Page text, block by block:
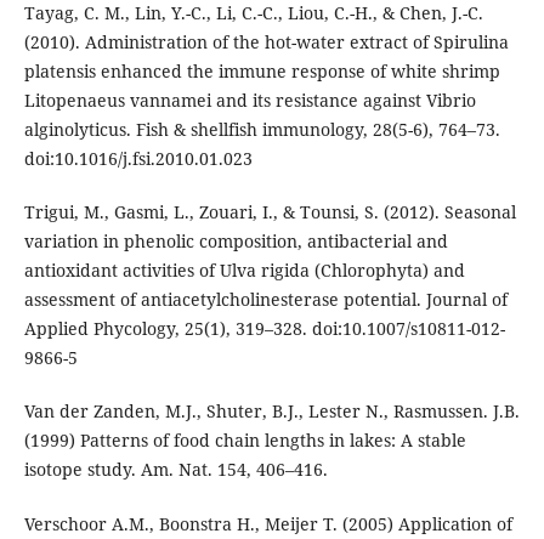
Tayag, C. M., Lin, Y.-C., Li, C.-C., Liou, C.-H., & Chen, J.-C.
(2010). Administration of the hot-water extract of Spirulina
platensis enhanced the immune response of white shrimp
Litopenaeus vannamei and its resistance against Vibrio
alginolyticus. Fish & shellfish immunology, 28(5-6), 764–73.
doi:10.1016/j.fsi.2010.01.023
Trigui, M., Gasmi, L., Zouari, I., & Tounsi, S. (2012). Seasonal
variation in phenolic composition, antibacterial and
antioxidant activities of Ulva rigida (Chlorophyta) and
assessment of antiacetylcholinesterase potential. Journal of
Applied Phycology, 25(1), 319–328. doi:10.1007/s10811-012-
9866-5
Van der Zanden, M.J., Shuter, B.J., Lester N., Rasmussen. J.B.
(1999) Patterns of food chain lengths in lakes: A stable
isotope study. Am. Nat. 154, 406–416.
Verschoor A.M., Boonstra H., Meijer T. (2005) Application of